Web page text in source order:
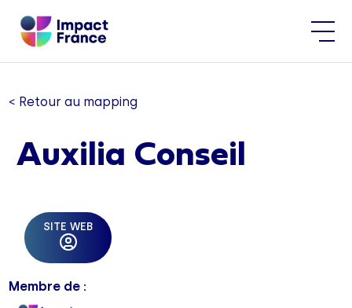
< Retour au mapping
Auxilia Conseil
SITE WEB
Membre de :